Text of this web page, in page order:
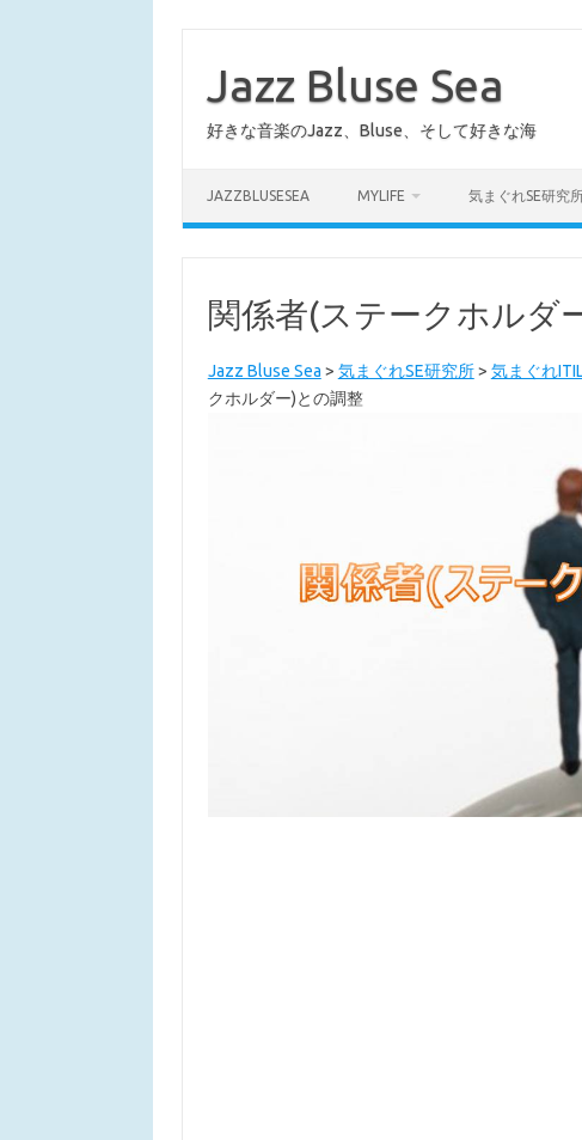
Jazz Bluse Sea
好きな音楽のJazz、Bluse、そして好きな海
JAZZBLUSESEA MYLIFE 気まぐれSE研究
関係者(ステークホルダ
Jazz Bluse Sea > 気まぐれSE研究所> 気まぐれ
クホルダー)との調整